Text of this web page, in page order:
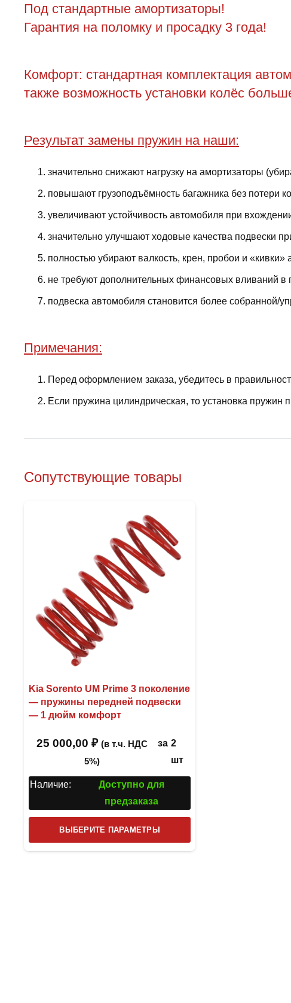
Под стандартные амортизаторы!
Гарантия на поломку и просадку 3 года!
Комфорт: стандартная комплектация
также возможность установки колёс
Результат замены пружин на наши:
значительно снижают нагрузку на амортизаторы
повышают грузоподъёмность багажника без потери
увеличивают устойчивость автомобиля при
значительно улучшают ходовые качества подвески
полностью убирают валкость, крен, пробои и «кивки»
не требуют дополнительных финансовых вливаний в
подвеска автомобиля становится более собранной/
Примечания:
Перед оформлением заказа, убедитесь в
Если пружина цилиндрическая, то установка пружин
Сопутствующие товары
Kia Sorento UM Prime 3 поколение
— пружины передней подвески
— 1 дюйм комфорт
25 000,00 ₽ (в т.ч. НДС
5%)
за 2
шт
Наличие:
Доступно для
предзаказа
ВЫБЕРИТЕ ПАРАМЕТРЫ
товар